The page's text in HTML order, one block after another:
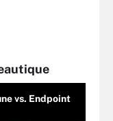
vs. Endpoint